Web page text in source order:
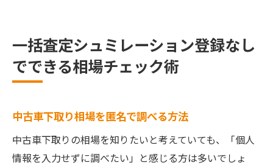
一括査定シュミレーション登録なし
でできる相場チェック術
中古車下取り相場を匿名で調べる方法
中古車下取りの相場を知りたいと考えていても、「個人
情報を入力せずに調べたい」と感じる方は多いでしょ